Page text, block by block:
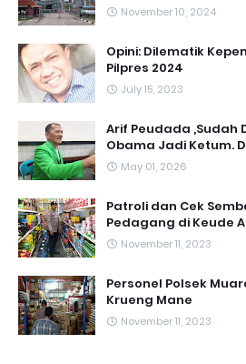
November 10, 2024
Opini: Dilematik
Pilpres 2024
July 15, 2023
Arif Peudada ,Sudah
Obama Jadi Ketum.
May 01, 2026
Patroli dan Cek
Pedagang di Keude
November 11, 2023
Personel Polsek
Krueng Mane
November 11, 2023